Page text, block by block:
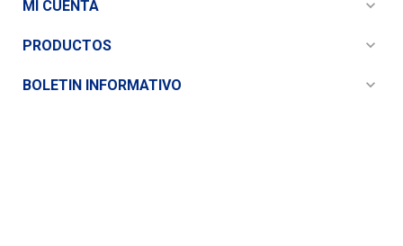
MI CUENTA expand_more
PRODUCTOS expand_more
BOLETIN INFORMATIVO expand_more